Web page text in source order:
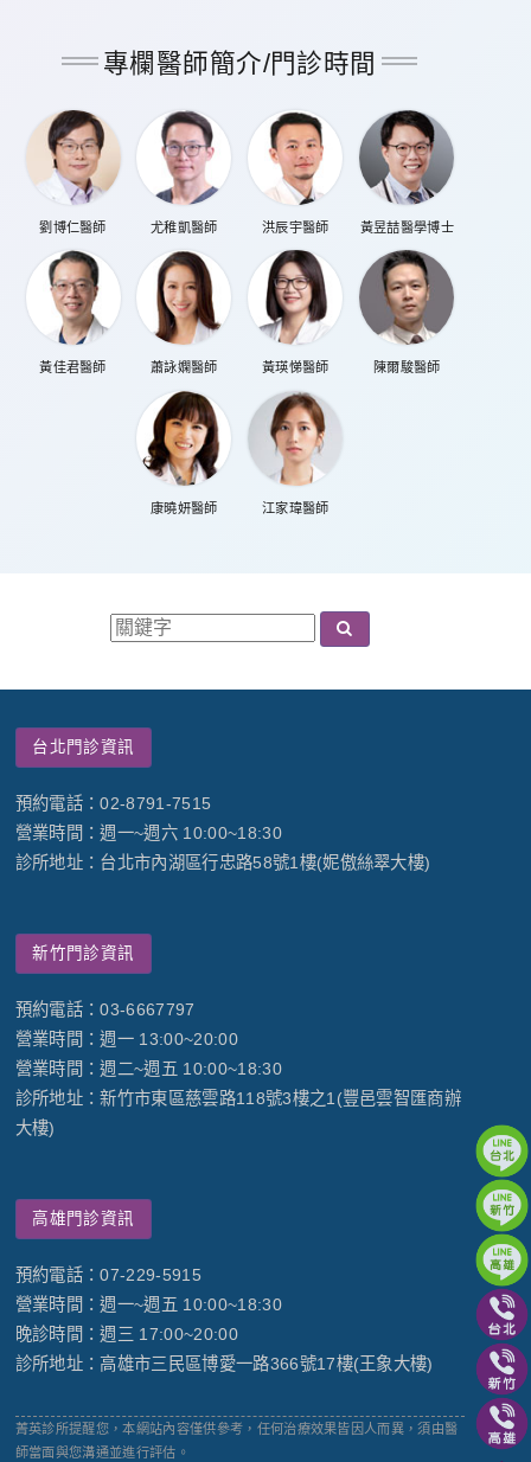
專欄醫師簡介/門診時間
劉博仁醫師 尤稚凱醫師 洪辰宇醫師 黃昱喆醫學博士
黃佳君醫師 蕭詠嫻醫師 黃瑛悌醫師 陳爾駿醫師
康曉妍醫師 江家瑋醫師
台北門診資訊
預約電話：02-8791-7515
營業時間：週一~週六 10:00~18:30
診所地址：台北市內湖區行忠路58號1樓(妮傲絲翠大樓)
新竹門診資訊
預約電話：03-6667797
營業時間：週一 13:00~20:00
營業時間：週二~週五 10:00~18:30
診所地址：新竹市東區慈雲路118號3樓之1(豐邑雲智匯商辦
大樓)
高雄門診資訊
預約電話：07-229-5915
營業時間：週一~週五 10:00~18:30
晚診時間：週三 17:00~20:00
診所地址：高雄市三民區博愛一路366號17樓(王象大樓)
菁英診所提醒您，本網站內容僅供參考，任何治療效果皆因人而異，須由醫
師當面與您溝通並進行評估。